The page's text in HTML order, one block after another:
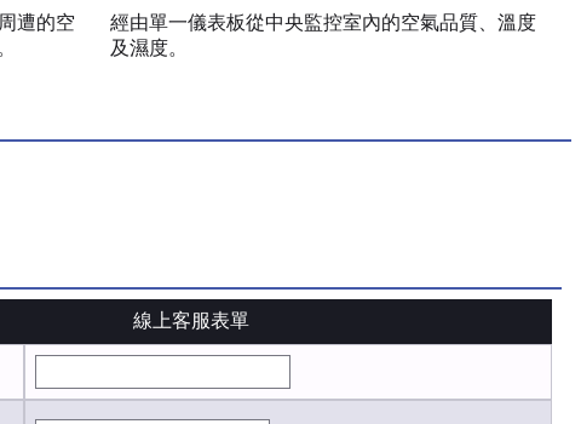
遭的空
經由單一儀表板從中央監控室內的空氣品質、溫度
及濕度。
線上客服表單